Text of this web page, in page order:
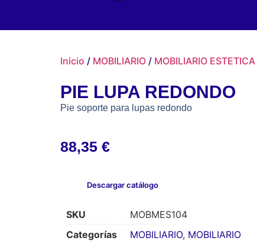
Inicio / MOBILIARIO / MOBILIARIO ESTETICA
PIE LUPA REDONDO
Pie soporte para lupas redondo
88,35 €
Descargar catálogo
SKU
MOBMES104
Categorías
MOBILIARIO, MOBILIARIO